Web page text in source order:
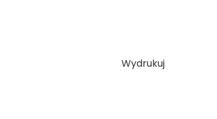
Wydrukuj